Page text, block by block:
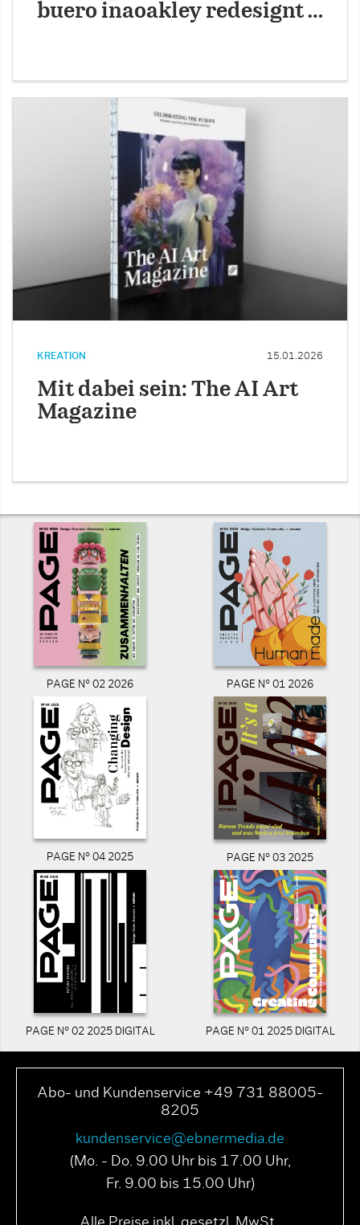
buero inaoakley redesignt …
KREATION 15.01.2026
Mit dabei sein: The AI Art
Magazine
PAGE N° 02 2026 PAGE N° 01 2026
PAGE N° 04 2025 PAGE N° 03 2025
PAGE N° 02 2025 DIGITAL PAGE N° 01 2025 DIGITAL
Abo- und Kundenservice +49 731 88005-
8205
kundenservice@ebnermedia.de
(Mo. - Do. 9.00 Uhr bis 17.00 Uhr,
Fr. 9.00 bis 15.00 Uhr)